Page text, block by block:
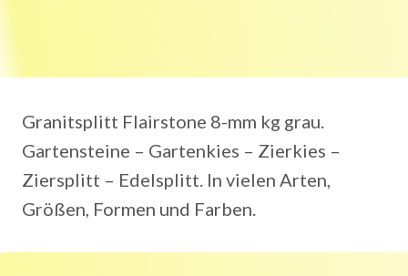
Granitsplitt Flairstone 8-mm kg grau.
Gartensteine – Gartenkies – Zierkies –
Ziersplitt – Edelsplitt. In vielen Arten,
Größen, Formen und Farben.